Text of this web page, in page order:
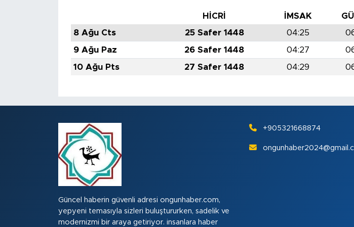
HİCRİ İMSAK
8 Ağu Cts
25 Safer 1448 04:25
9 Ağu Paz
26 Safer 1448 04:27
10 Ağu Pts
27 Safer 1448 04:29
Güncel haberin güvenli adresi ongunhaber.com,
yepyeni temasıyla sizleri buluştururken, sadelik ve
modernizmi bir araya getiriyor. insanlara haber
+905321668874